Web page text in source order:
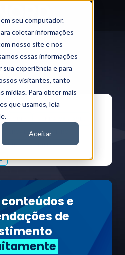
seu computador.
coletar informações
nosso site e nos
essas informações
sua experiência e para
visitantes, tanto
mídias. Para obter mais
que usamos, leia
Aceitar
MERCADO FINANCEIRO
FUNDOS IMOBILIÁRIOS
conteúdos e
de